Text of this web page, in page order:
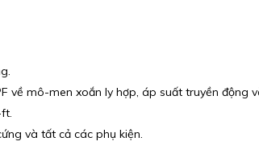
về mô-men xoắn ly hợp, áp suất truyền động
và tất cả các phụ kiện.